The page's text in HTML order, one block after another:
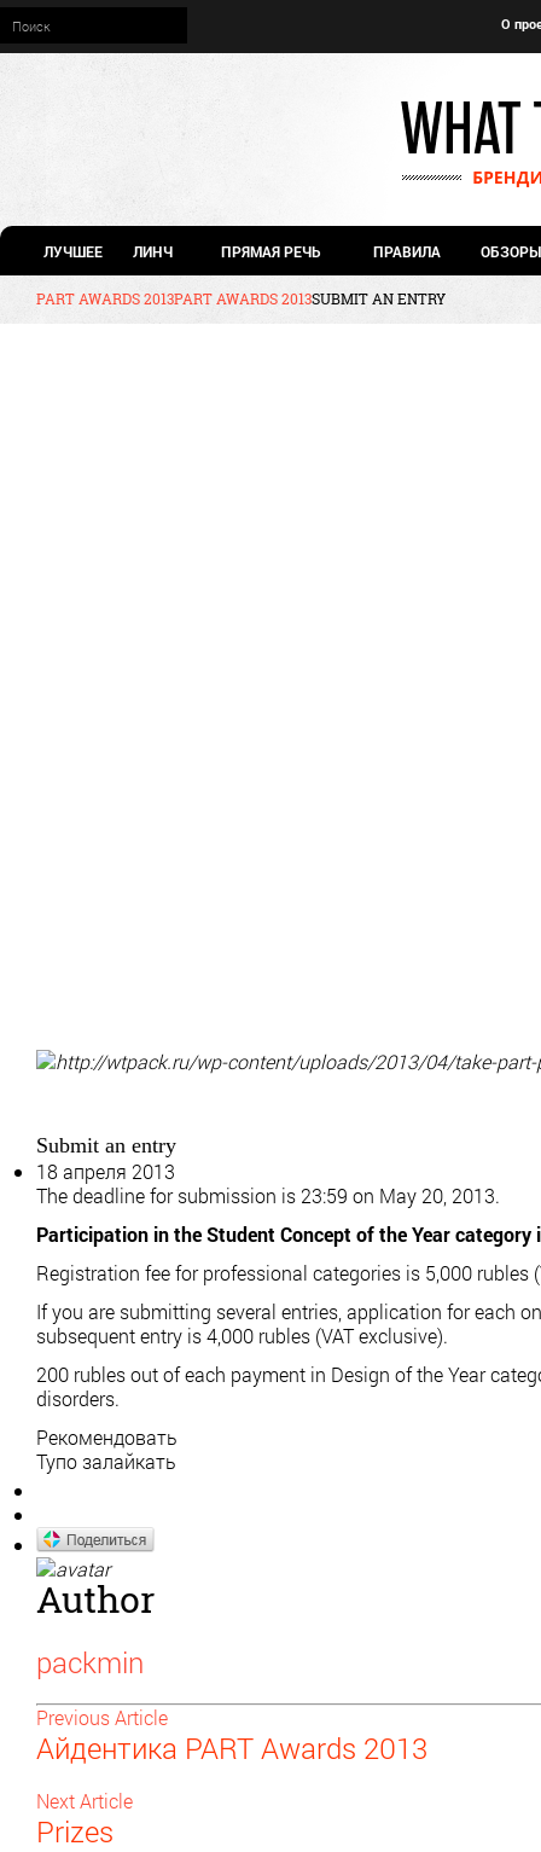
О
ЛУЧШЕЕ ЛИНЧ ПРЯМАЯ РЕЧЬ ПРАВИЛА ОБЗОРЫ
PART AWARDS 2013PART AWARDS 2013SUBMIT AN ENTRY
Submit an entry
18 апреля 2013
The deadline for submission is 23:59 on May 20, 2013.
Participation in the Student Concept of the Year category
Registration fee for professional categories is 5,000 rubles
If you are submitting several entries, application for each
subsequent entry is 4,000 rubles (VAT exclusive).
200 rubles out of each payment in Design of the Year
disorders.
Рекомендовать
Тупо залайкать
Author
packmin
Previous Article
Айдентика PART Awards 2013
Next Article
Prizes